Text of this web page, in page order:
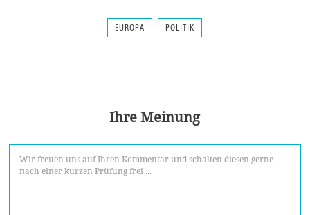
EUROPA POLITIK
Ihre Meinung